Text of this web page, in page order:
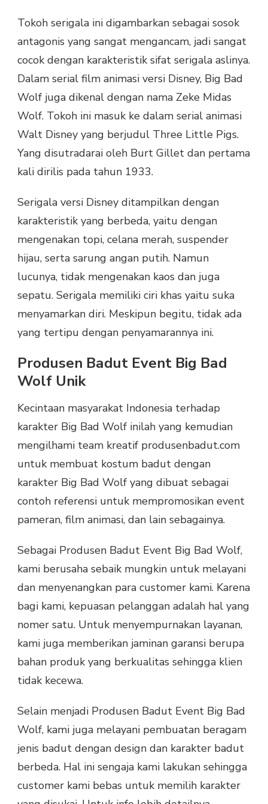
Tokoh serigala ini digambarkan sebagai sosok
antagonis yang sangat mengancam, jadi sangat
cocok dengan karakteristik sifat serigala aslinya.
Dalam serial film animasi versi Disney, Big Bad
Wolf juga dikenal dengan nama Zeke Midas
Wolf. Tokoh ini masuk ke dalam serial animasi
Walt Disney yang berjudul Three Little Pigs.
Yang disutradarai oleh Burt Gillet dan pertama
kali dirilis pada tahun 1933.
Serigala versi Disney ditampilkan dengan
karakteristik yang berbeda, yaitu dengan
mengenakan topi, celana merah, suspender
hijau, serta sarung angan putih. Namun
lucunya, tidak mengenakan kaos dan juga
sepatu. Serigala memiliki ciri khas yaitu suka
menyamarkan diri. Meskipun begitu, tidak ada
yang tertipu dengan penyamarannya ini.
Produsen Badut Event Big Bad
Wolf Unik
Kecintaan masyarakat Indonesia terhadap
karakter Big Bad Wolf inilah yang kemudian
mengilhami team kreatif produsenbadut.com
untuk membuat kostum badut dengan
karakter Big Bad Wolf yang dibuat sebagai
contoh referensi untuk mempromosikan event
pameran, film animasi, dan lain sebagainya.
Sebagai Produsen Badut Event Big Bad Wolf,
kami berusaha sebaik mungkin untuk melayani
dan menyenangkan para customer kami. Karena
bagi kami, kepuasan pelanggan adalah hal yang
nomer satu. Untuk menyempurnakan layanan,
kami juga memberikan jaminan garansi berupa
bahan produk yang berkualitas sehingga klien
tidak kecewa.
Selain menjadi Produsen Badut Event Big Bad
Wolf, kami juga melayani pembuatan beragam
jenis badut dengan design dan karakter badut
berbeda. Hal ini sengaja kami lakukan sehingga
customer kami bebas untuk memilih karakter